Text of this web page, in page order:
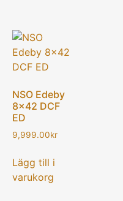
NSO Edeby
8×42 DCF
ED
9,999.00kr
Lägg till i
varukorg